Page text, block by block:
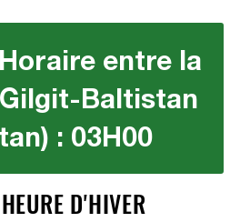
entre la
Baltistan
: 03H00
D'HIVER